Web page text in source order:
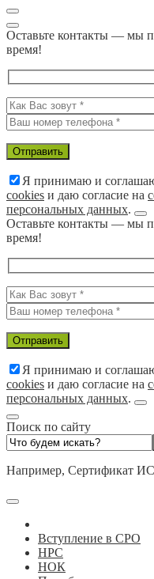
Оставьте контакты — мы
время!
Я принимаю и
cookies и даю согласие на
персональных данных.
Оставьте контакты — мы
время!
Я принимаю и
cookies и даю согласие на
персональных данных.
Поиск по сайту
Например, Сертификат
Вступление в СРО
НРС
НОК